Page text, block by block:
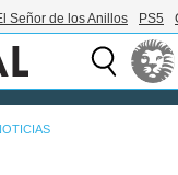
Señor de los Anillos PS5